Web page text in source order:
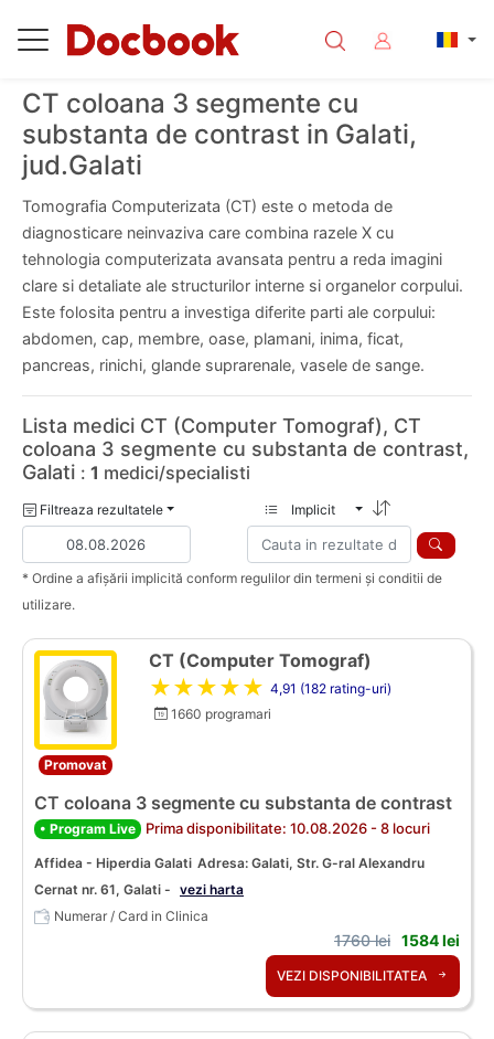
CT coloana 3 segmente cu
substanta de contrast in Galati,
jud.Galati
Tomografia Computerizata (CT) este o metoda de
diagnosticare neinvaziva care combina razele X cu
tehnologia computerizata avansata pentru a reda imagini
clare si detaliate ale structurilor interne si organelor corpului.
Este folosita pentru a investiga diferite parti ale corpului:
abdomen, cap, membre, oase, plamani, inima, ficat,
pancreas, rinichi, glande suprarenale, vasele de sange.
Lista medici CT (Computer Tomograf), CT
coloana 3 segmente cu substanta de contrast,
Galati : 1 medici/specialisti
Filtreaza rezultatele Implicit
* Ordine a afișării implicită conform regulilor din termeni și conditii de
utilizare.
Promovat
CT (Computer Tomograf)
★★★★★ 4,91 (182 rating-uri)
1660 programari
CT coloana 3 segmente cu substanta de contrast
• Program Live Prima disponibilitate: 10.08.2026 - 8 locuri
Affidea - Hiperdia Galati Adresa: Galati, Str. G-ral Alexandru
Cernat nr. 61, Galati - vezi harta
Numerar / Card in Clinica
1760 lei 1584 lei
VEZI DISPONIBILITATEA